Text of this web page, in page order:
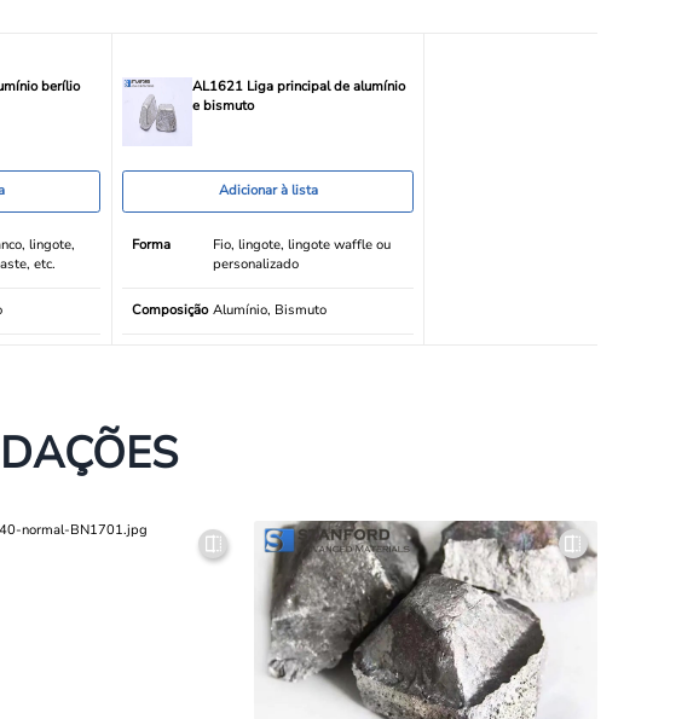
berílio
lingote,
etc.
AL1621 Liga principal de alumínio
e bismuto
Adicionar à lista
Forma
Fio, lingote, lingote waffle ou
personalizado
Composição Alumínio, Bismuto